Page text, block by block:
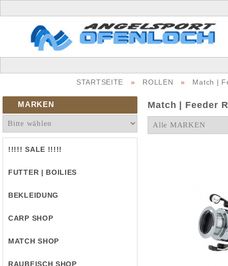
STARTSEITE » ROLLEN » Match |
MARKEN
!!!!! SALE !!!!!
FUTTER | BOILIES
BEKLEIDUNG
CARP SHOP
MATCH SHOP
RAUBFISCH SHOP
Match | Feeder